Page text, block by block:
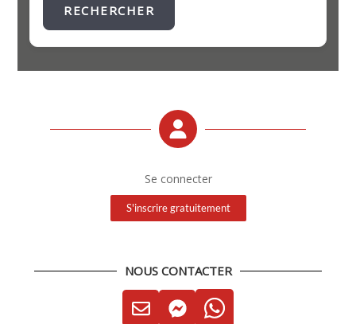
RECHERCHER
Se connecter
S'inscrire gratuitement
NOUS CONTACTER